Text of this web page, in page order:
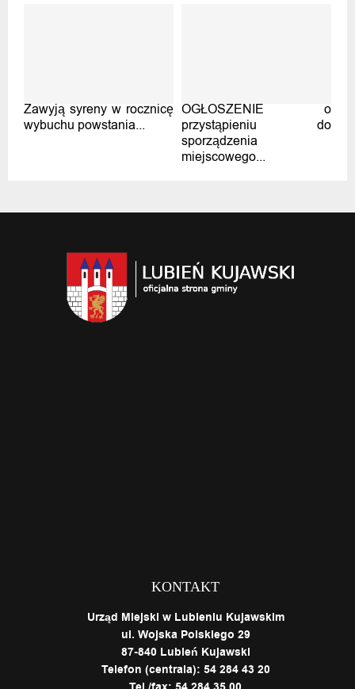
Zawyją syreny w rocznicę
wybuchu powstania...
OGŁOSZENIE o
przystąpieniu do
sporządzenia
miejscowego...
KONTAKT
Urząd Miejski w Lubieniu Kujawskim
ul. Wojska Polskiego 29
87-840 Lubień Kujawski
Telefon (centrala): 54 284 43 20